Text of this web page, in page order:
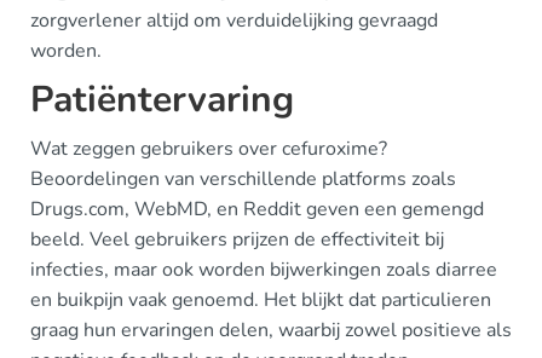
zorgverlener altijd om verduidelijking gevraagd
worden.
Patiëntervaring
Wat zeggen gebruikers over cefuroxime?
Beoordelingen van verschillende platforms zoals
Drugs.com, WebMD, en Reddit geven een gemengd
beeld. Veel gebruikers prijzen de effectiviteit bij
infecties, maar ook worden bijwerkingen zoals diarree
en buikpijn vaak genoemd. Het blijkt dat particulieren
graag hun ervaringen delen, waarbij zowel positieve als